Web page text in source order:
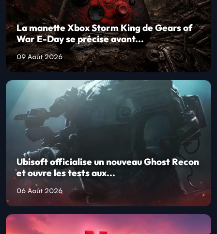
La manette Xbox Storm King de Gears of
War E-Day se précise avant...
09 Août 2026
Ubisoft officialise un nouveau Ghost Recon
et ouvre les tests aux...
06 Août 2026